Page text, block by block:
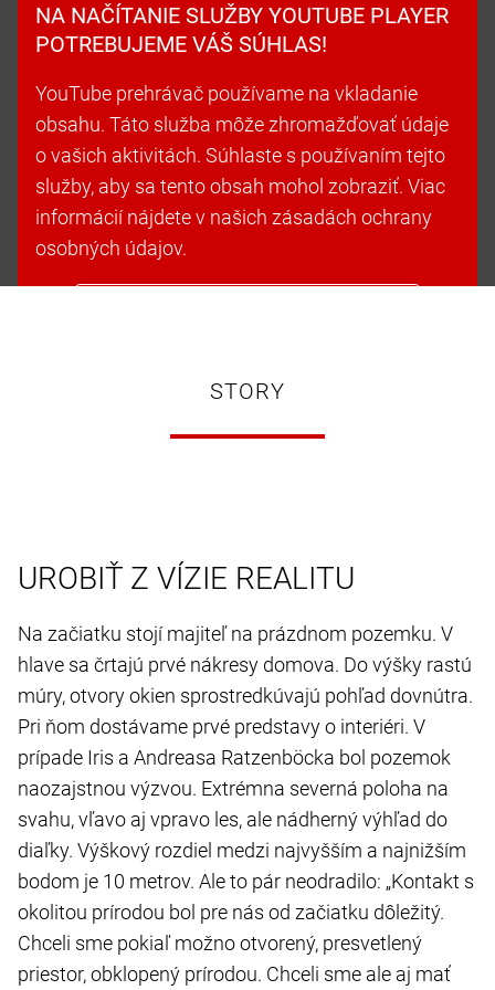
NA NAČÍTANIE SLUŽBY YOUTUBE PLAYER
POTREBUJEME VÁŠ SÚHLAS!
YouTube prehrávač používame na vkladanie
obsahu. Táto služba môže zhromažďovať údaje
o vašich aktivitách. Súhlaste s používaním tejto
služby, aby sa tento obsah mohol zobraziť. Viac
informácií nájdete v našich zásadách ochrany
osobných údajov.
STORY
UROBIŤ Z VÍZIE REALITU
Na začiatku stojí majiteľ na prázdnom pozemku. V
hlave sa črtajú prvé nákresy domova. Do výšky rastú
múry, otvory okien sprostredkúvajú pohľad dovnútra.
Pri ňom dostávame prvé predstavy o interiéri. V
prípade Iris a Andreasa Ratzenböcka bol pozemok
naozajstnou výzvou. Extrémna severná poloha na
svahu, vľavo aj vpravo les, ale nádherný výhľad do
diaľky. Výškový rozdiel medzi najvyšším a najnižším
bodom je 10 metrov. Ale to pár neodradilo: „Kontakt s
okolitou prírodou bol pre nás od začiatku dôležitý.
Chceli sme pokiaľ možno otvorený, presvetlený
priestor, obklopený prírodou. Chceli sme ale aj mať